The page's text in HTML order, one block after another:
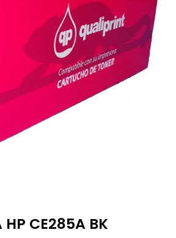
HP CE285A BK